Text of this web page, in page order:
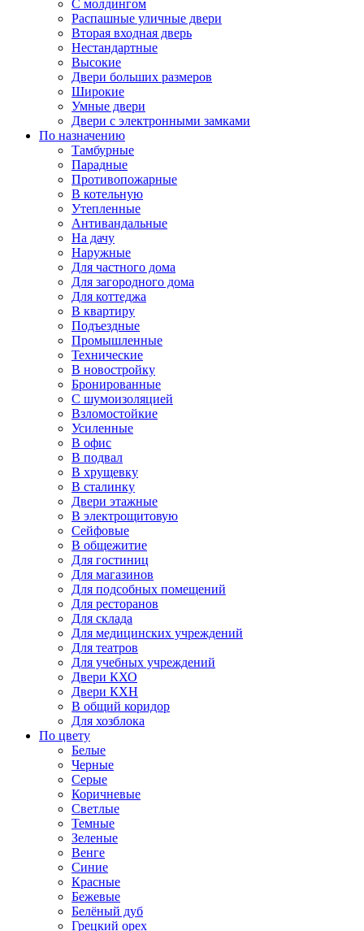
С молдингом
Распашные уличные двери
Вторая входная дверь
Нестандартные
Высокие
Двери больших размеров
Широкие
Умные двери
Двери с электронными замками
По назначению
Тамбурные
Парадные
Противопожарные
В котельную
Утепленные
Антивандальные
На дачу
Наружные
Для частного дома
Для загородного дома
Для коттеджа
В квартиру
Подъездные
Промышленные
Технические
В новостройку
Бронированные
С шумоизоляцией
Взломостойкие
Усиленные
В офис
В подвал
В хрущевку
В сталинку
Двери этажные
В электрощитовую
Сейфовые
В общежитие
Для гостиниц
Для магазинов
Для подсобных помещений
Для ресторанов
Для склада
Для медицинских учреждений
Для театров
Для учебных учреждений
Двери КХО
Двери КХН
В общий коридор
Для хозблока
По цвету
Белые
Черные
Серые
Коричневые
Светлые
Темные
Зеленые
Венге
Синие
Красные
Бежевые
Белёный дуб
Грецкий орех